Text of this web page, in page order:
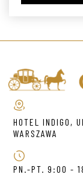
HOTEL INDIGO,
WARSZAWA
PN.-PT. 9:00 -